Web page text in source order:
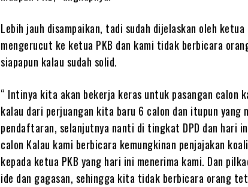
Lebih jauh disampaikan, tadi sudah dijelaskan oleh ketua
mengerucut ke ketua PKB dan kami tidak berbicara
siapapun kalau sudah solid.
“ Intinya kita akan bekerja keras untuk pasangan calon
kalau dari perjuangan kita baru 6 calon dan itupun yang
pendaftaran, selanjutnya nanti di tingkat DPD dan hari
calon Kalau kami berbicara kemungkinan penjajakan
kepada ketua PKB yang hari ini menerima kami. Dan
ide dan gagasan, sehingga kita tidak berbicara orang